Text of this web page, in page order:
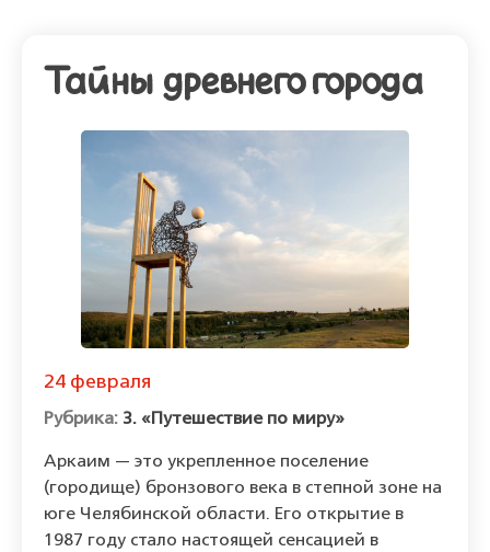
Тайны древнего города
24 февраля
3. «Путешествие по миру»
Аркаим — это укрепленное поселение
(городище) бронзового века в степной зоне на
юге Челябинской области. Его открытие в
1987 году стало настоящей сенсацией в